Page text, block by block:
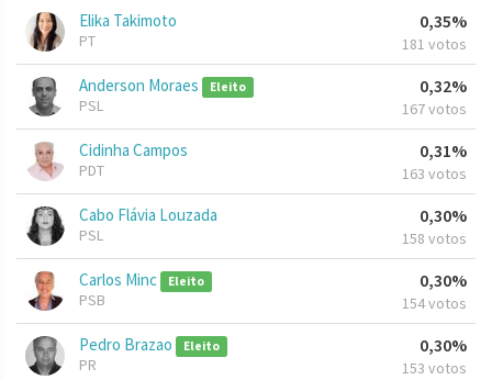
Elika Takimoto
PT
0,35%
181 votos
Anderson Moraes Eleito
PSL
0,32%
167 votos
Cidinha Campos
PDT
0,31%
163 votos
Cabo Flávia Louzada
PSL
0,30%
158 votos
Carlos Minc Eleito
PSB
0,30%
154 votos
Pedro Brazao Eleito
PR
0,30%
153 votos